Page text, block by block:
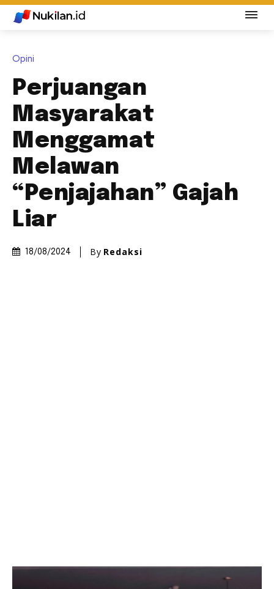
Opini
Perjuangan
Masyarakat
Menggamat
Melawan
“Penjajahan” Gajah
Liar
18/08/2024 By Redaksi